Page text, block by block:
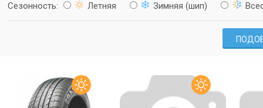
Сезонность: Летняя Зимняя (шип)